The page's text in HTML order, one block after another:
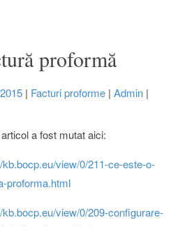
proformă
| Facturi proforme| Admin|
a fost mutat aici:
kb.bocp.eu/view/0/211-ce-este-o-
proforma.html
kb.bocp.eu/view/0/209-configurare-